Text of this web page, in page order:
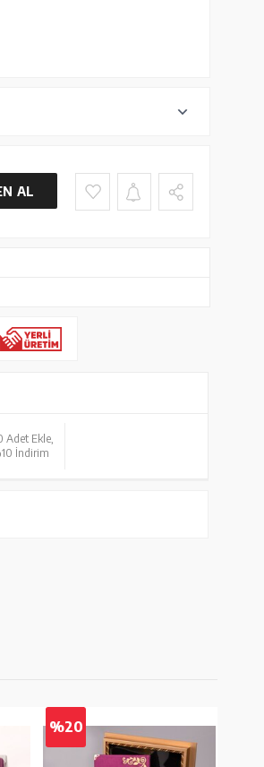
AL
Adet Ekle,
İndirim
%20